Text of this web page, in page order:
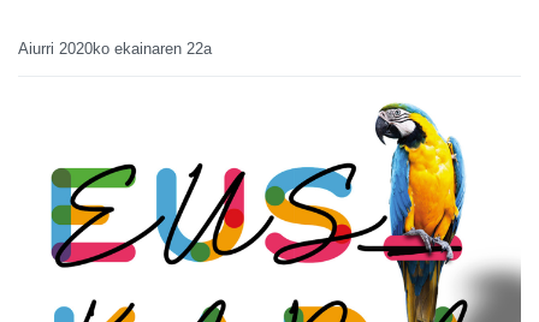
Aiurri 2020ko ekainaren 22a